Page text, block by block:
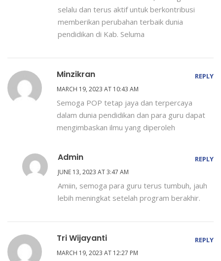
selalu dan terus aktif untuk berkontribusi
memberikan perubahan terbaik dunia
pendidikan di Kab. Seluma
Minzikran
MARCH 19, 2023 AT 10:43 AM
Semoga POP tetap jaya dan terpercaya
dalam dunia pendidikan dan para guru dapat
mengimbaskan ilmu yang diperoleh
REPLY
Admin
JUNE 13, 2023 AT 3:47 AM
Amiin, semoga para guru terus tumbuh, jauh
lebih meningkat setelah program berakhir.
REPLY
Tri Wijayanti
MARCH 19, 2023 AT 12:27 PM
REPLY